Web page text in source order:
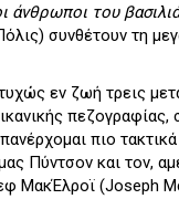
άνθρωποι του βασιλιά
συνθέτουν τη
εν ζωή τρεις
πεζογραφίας,
πιο
Πύντσον και τον,
ΜακΈλροϊ (Joseph